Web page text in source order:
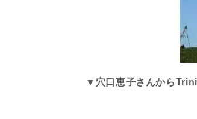
▼穴口恵子さんから